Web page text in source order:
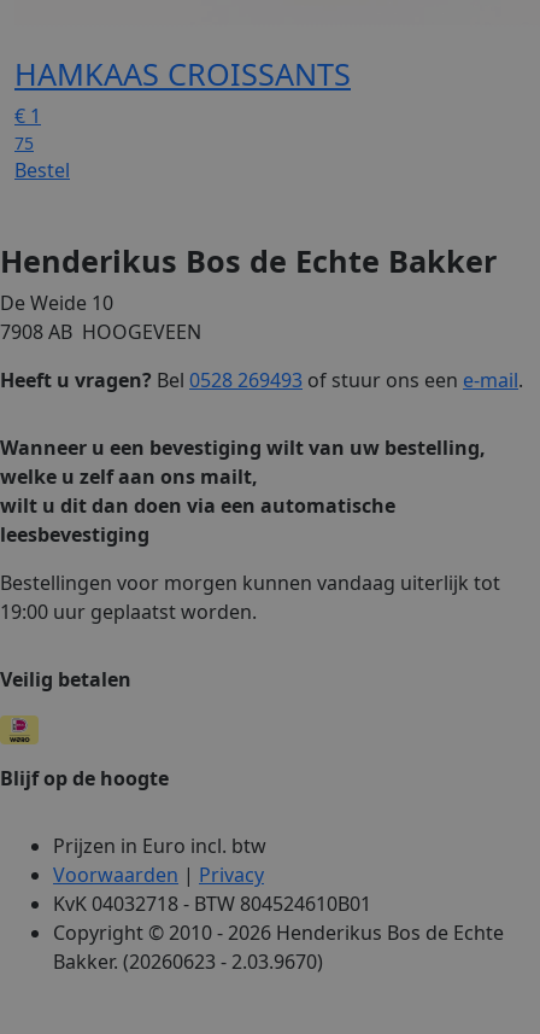
HAMKAAS CROISSANTS
€ 1
75
Bestel
Henderikus Bos de Echte Bakker
De Weide 10
7908 AB HOOGEVEEN
Heeft u vragen? Bel 0528 269493 of stuur ons een e-mail.
Wanneer u een bevestiging wilt van uw bestelling,
welke u zelf aan ons mailt,
wilt u dit dan doen via een automatische
leesbevestiging
Bestellingen voor morgen kunnen vandaag uiterlijk tot
19:00 uur geplaatst worden.
Veilig betalen
Blijf op de hoogte
Prijzen in Euro incl. btw
Voorwaarden | Privacy
KvK 04032718 - BTW 804524610B01
Copyright © 2010 - 2026 Henderikus Bos de Echte
Bakker. (20260623 - 2.03.9670)